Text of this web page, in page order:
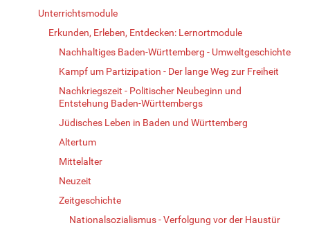
Unterrichtsmodule
Erkunden, Erleben, Entdecken: Lernortmodule
Nachhaltiges Baden-Württemberg - Umweltgeschichte
Kampf um Partizipation - Der lange Weg zur Freiheit
Nachkriegszeit - Politischer Neubeginn und
Entstehung Baden-Württembergs
Jüdisches Leben in Baden und Württemberg
Altertum
Mittelalter
Neuzeit
Zeitgeschichte
Nationalsozialismus - Verfolgung vor der Haustür